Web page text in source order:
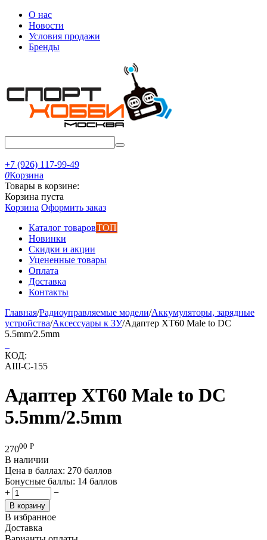
О нас
Новости
Условия продажи
Бренды
+7 (926) 117-99-49
0Корзина
Товары в корзине:
Корзина пуста
Корзина Оформить заказ
Каталог товаровТОП
Новинки
Скидки и акции
Уцененные товары
Оплата
Доставка
Контакты
Главная/Радиоуправляемые модели/Аккумуляторы, зарядные
устройства/Аксессуары к ЗУ/Адаптер XT60 Male to DC
5.5mm/2.5mm
КОД:
AIII-C-155
Адаптер XT60 Male to DC
5.5mm/2.5mm
27000 Р
В наличии
Цена в баллах: 270 баллов
Бонусные баллы: 14 баллов
+
−
В корзину
В избранное
Доставка